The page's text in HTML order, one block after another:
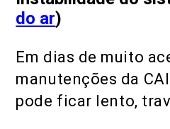
do ar)
Em dias de muito
manutenções da
pode ficar lento,